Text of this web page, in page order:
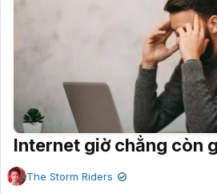
Internet giờ chẳng còn
The Storm Riders ✔